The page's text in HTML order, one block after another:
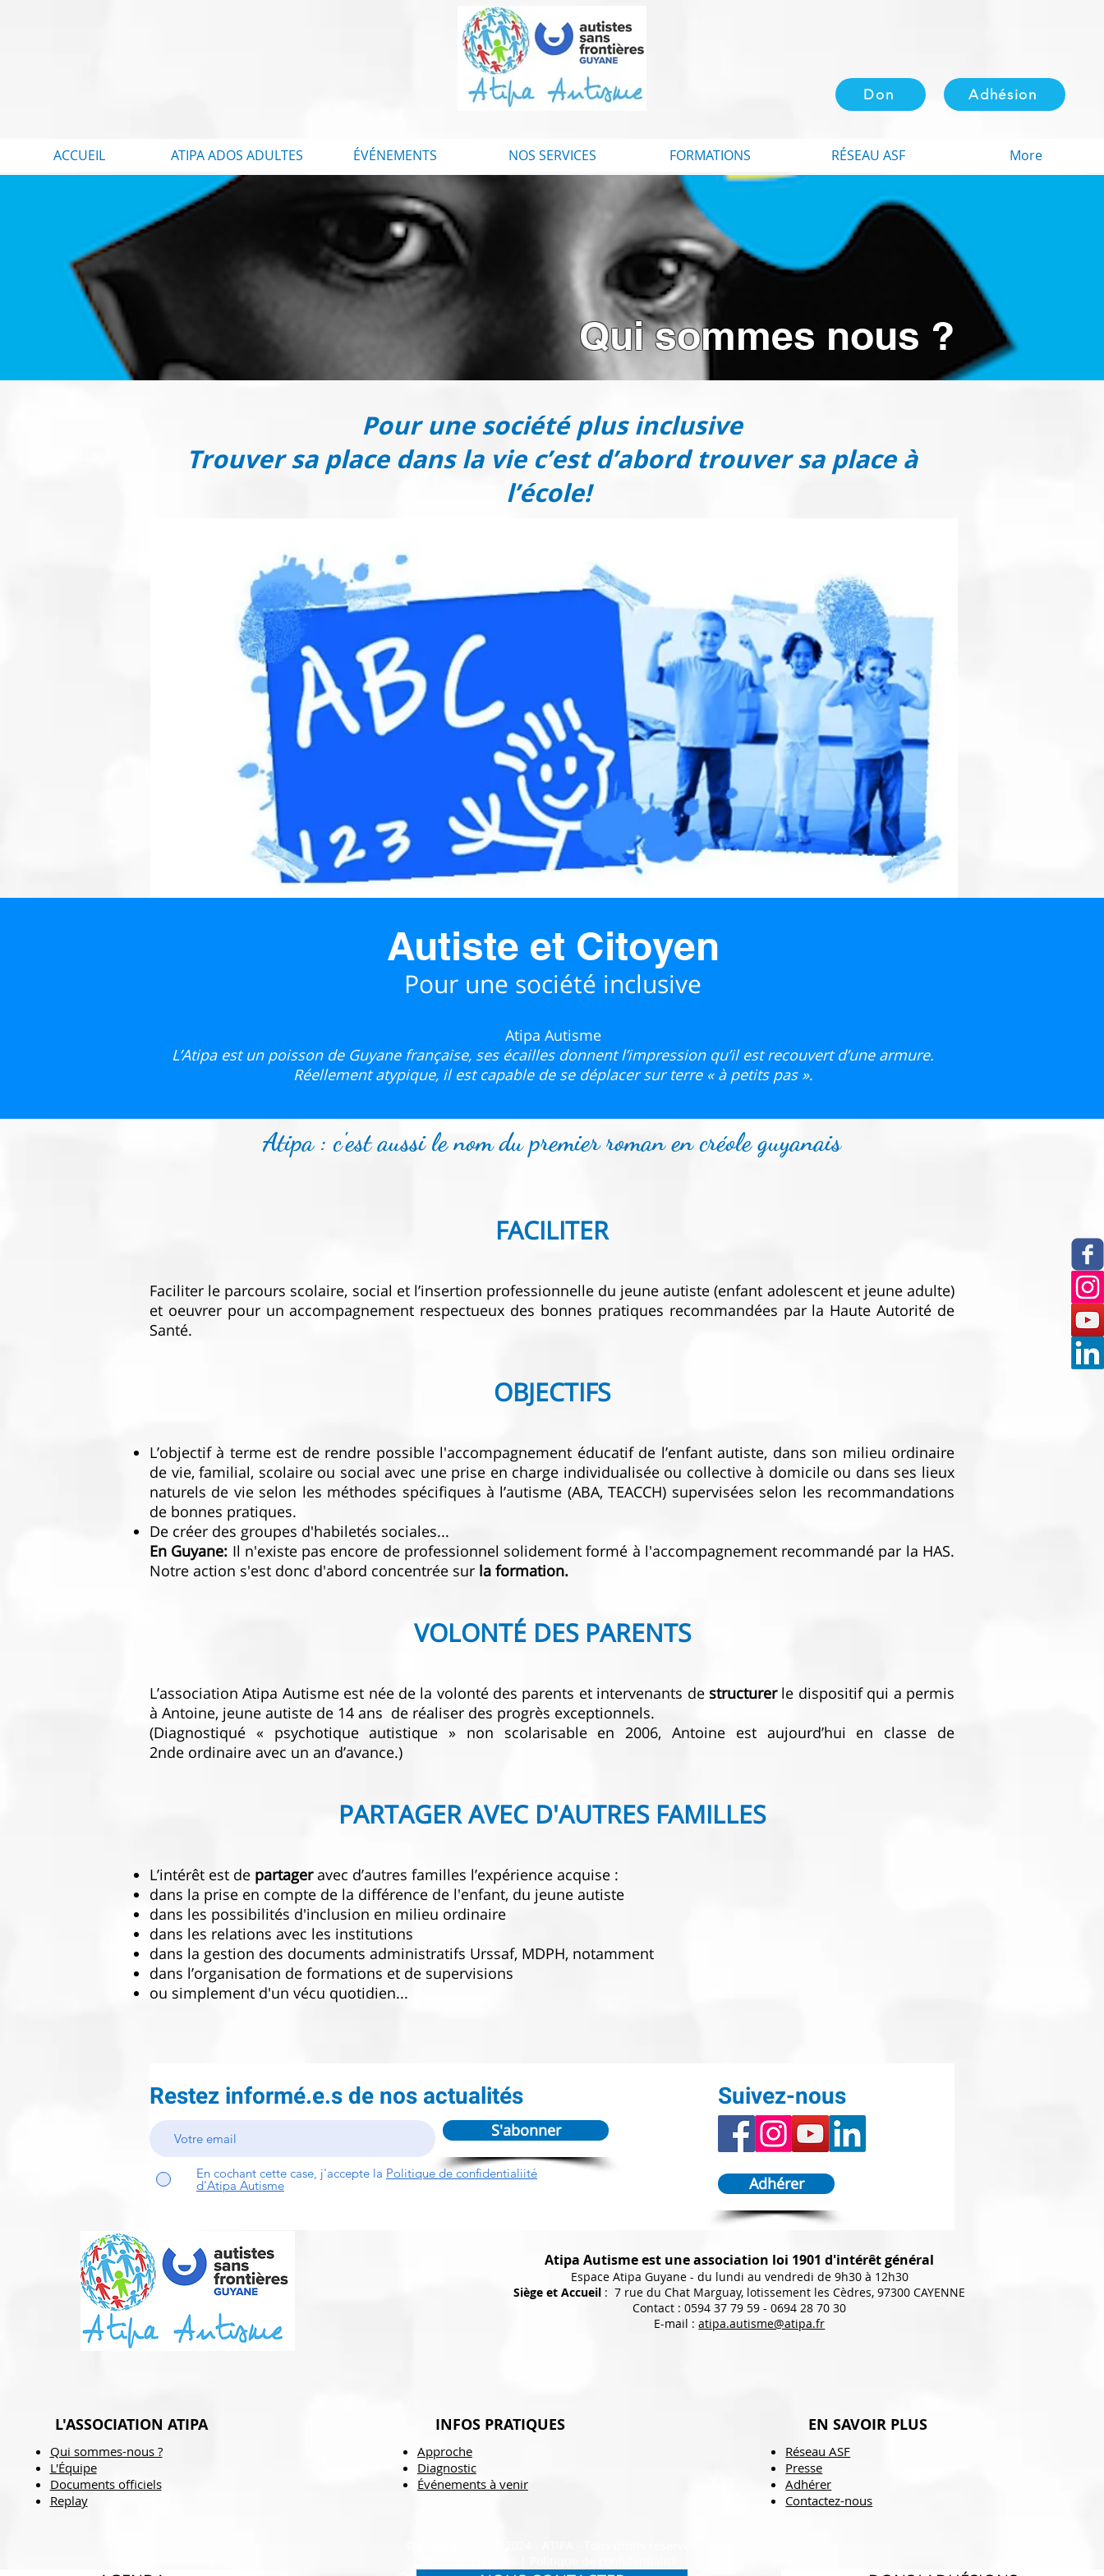
Don
ACCUEIL ATIPA ADOS ADULTES ÉVÉNEMENTS NOS SERVICES FORMATIONS RÉSEAU ASF More
Qui sommes nous ?
Pour une société plus inclusive
Trouver sa place dans la vie c’est d’abord trouver sa place à
l’école!
Autiste et Citoyen
Pour une société inclusive
Atipa Autisme
L’Atipa est un poisson de Guyane française, ses écailles donnent l’impression qu’il est recouvert d’une armure.
Réellement atypique, il est capable de se déplacer sur terre « à petits pas ».
Atipa : c'est aussi le nom du premier roman en créole guyanais
FACILITER
Faciliter le parcours scolaire, social et l’insertion professionnelle du jeune autiste (enfant adolescent et jeune adulte)
et oeuvrer pour un accompagnement respectueux des bonnes pratiques recommandées par la Haute Autorité de
Santé.
OBJECTIFS
L’objectif à terme est de rendre possible l'accompagnement éducatif de l’enfant autiste, dans son milieu ordinaire
de vie, familial, scolaire ou social avec une prise en charge individualisée ou collective à domicile ou dans ses lieux
naturels de vie selon les méthodes spécifiques à l’autisme (ABA, TEACCH) supervisées selon les recommandations
de bonnes pratiques.
De créer des groupes d'habiletés sociales...
En Guyane: Il n'existe pas encore de professionnel solidement formé à l'accompagnement recommandé par la HAS.
Notre action s'est donc d'abord concentrée sur la formation.
VOLONTÉ DES PARENTS
L’association Atipa Autisme est née de la volonté des parents et intervenants de structurerle dispositif qui a permis
à Antoine, jeune autiste de 14 ans de réaliser des progrès exceptionnels.
(Diagnostiqué « psychotique autistique » non scolarisable en 2006, Antoine est aujourd’hui en classe de
2nde ordinaire avec un an d’avance.)
PARTAGER AVEC D'AUTRES FAMILLES
L’intérêt est de partageravec d’autres familles l’expérience acquise :
dans la prise en compte de la différence de l'enfant, du jeune autiste
dans les possibilités d'inclusion en milieu ordinaire
dans les relations avec les institutions
dans la gestion des documents administratifs Urssaf, MDPH, notamment
dans l’organisation de formations et de supervisions
ou simplement d'un vécu quotidien...
Adhésion
Restez informé.e.s de nos actualités
S'abonner
En cochant cette case, j'accepte la Politique de confidentialiité
d'Atipa Autisme
Suivez-nous
Adhérer
Atipa Autisme est une association loi 1901 d'intérêt général
Espace Atipa Guyane - du lundi au vendredi de 9h30 à 12h30
Siège et Accueil : 7 rue du Chat Marguay, lotissement les Cèdres, 97300 CAYENNE
Contact : 0594 37 79 59 - 0694 28 70 30
E-mail :atipa.autisme@atipa.fr
L'ASSOCIATION ATIPA
Qui sommes-nous ?
L'Équipe
Documents officiels
Replay
INFOS PRATIQUES
Approche
Diagnostic
Événements à venir
EN SAVOIR PLUS
Réseau ASF
Presse
Adhérer
Contactez-nous